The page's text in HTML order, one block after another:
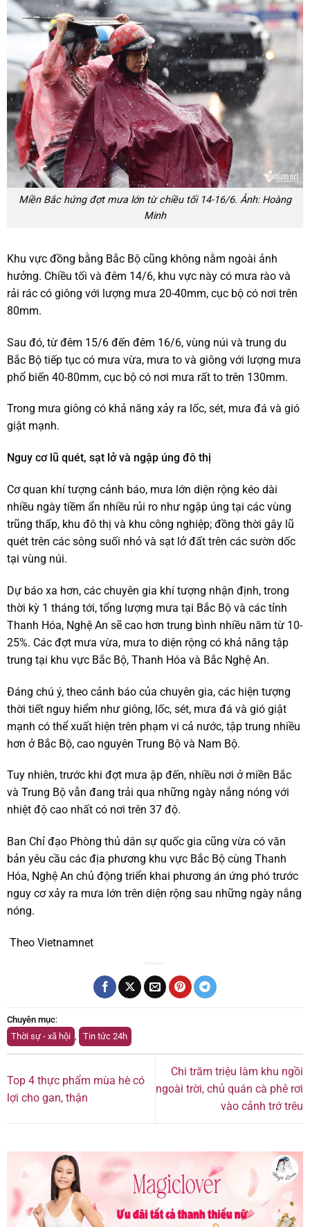
Miền Bắc hứng đợt mưa lớn từ chiều tối 14-16/6. Ảnh: Hoàng
Minh
Khu vực đồng bằng Bắc Bộ cũng không nằm ngoài ảnh
hưởng. Chiều tối và đêm 14/6, khu vực này có mưa rào và
rải rác có giông với lượng mưa 20-40mm, cục bộ có nơi trên
80mm.
Sau đó, từ đêm 15/6 đến đêm 16/6, vùng núi và trung du
Bắc Bộ tiếp tục có mưa vừa, mưa to và giông với lượng mưa
phổ biến 40-80mm, cục bộ có nơi mưa rất to trên 130mm.
Trong mưa giông có khả năng xảy ra lốc, sét, mưa đá và gió
giật mạnh.
Nguy cơ lũ quét, sạt lở và ngập úng đô thị
Cơ quan khí tượng cảnh báo, mưa lớn diện rộng kéo dài
nhiều ngày tiềm ẩn nhiều rủi ro như ngập úng tại các vùng
trũng thấp, khu đô thị và khu công nghiệp; đồng thời gây lũ
quét trên các sông suối nhỏ và sạt lở đất trên các sườn dốc
tại vùng núi.
Dự báo xa hơn, các chuyên gia khí tượng nhận định, trong
thời kỳ 1 tháng tới, tổng lượng mưa tại Bắc Bộ và các tỉnh
Thanh Hóa, Nghệ An sẽ cao hơn trung bình nhiều năm từ 10-
25%. Các đợt mưa vừa, mưa to diện rộng có khả năng tập
trung tại khu vực Bắc Bộ, Thanh Hóa và Bắc Nghệ An.
Đáng chú ý, theo cảnh báo của chuyên gia, các hiện tượng
thời tiết nguy hiểm như giông, lốc, sét, mưa đá và gió giật
mạnh có thể xuất hiện trên phạm vi cả nước, tập trung nhiều
hơn ở Bắc Bộ, cao nguyên Trung Bộ và Nam Bộ.
Tuy nhiên, trước khi đợt mưa ập đến, nhiều nơi ở miền Bắc
và Trung Bộ vẫn đang trải qua những ngày nắng nóng với
nhiệt độ cao nhất có nơi trên 37 độ.
Ban Chỉ đạo Phòng thủ dân sự quốc gia cũng vừa có văn
bản yêu cầu các địa phương khu vực Bắc Bộ cùng Thanh
Hóa, Nghệ An chủ động triển khai phương án ứng phó trước
nguy cơ xảy ra mưa lớn trên diện rộng sau những ngày nắng
nóng.
Theo Vietnamnet
Chuyên mục:
Thời sự - xã hội
Tin tức 24h
Top 4 thực phẩm mùa hè có
lợi cho gan, thận
Chi trăm triệu làm khu ngồi
ngoài trời, chủ quán cà phê rơi
vào cảnh trớ trêu